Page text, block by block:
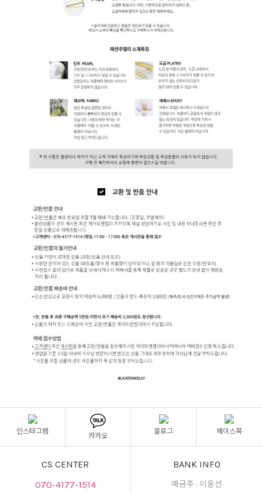
인스타그램
카카오
블로그 페이스북
CS CENTER
070-4177-1514
BANK INFO
예금주 : 이윤선